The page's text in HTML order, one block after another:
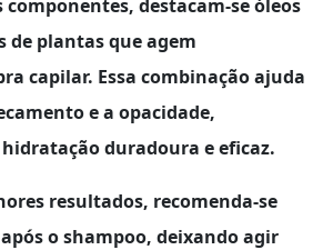
destacam-se óleos
de plantas que agem
capilar. Essa combinação ajuda
e a opacidade,
hidratação duradoura e eficaz.
resultados, recomenda-se
o shampoo, deixando agir